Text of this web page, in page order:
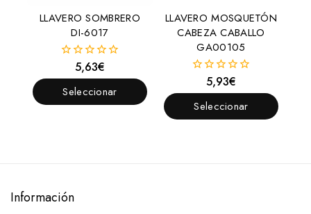
LLAVERO SOMBRERO
DI-6017
fuera
de
5,63€
Seleccionar
LLAVERO MOSQUETÓN
CABEZA CABALLO
GA00105
fuera
de
5,93€
Seleccionar
Información